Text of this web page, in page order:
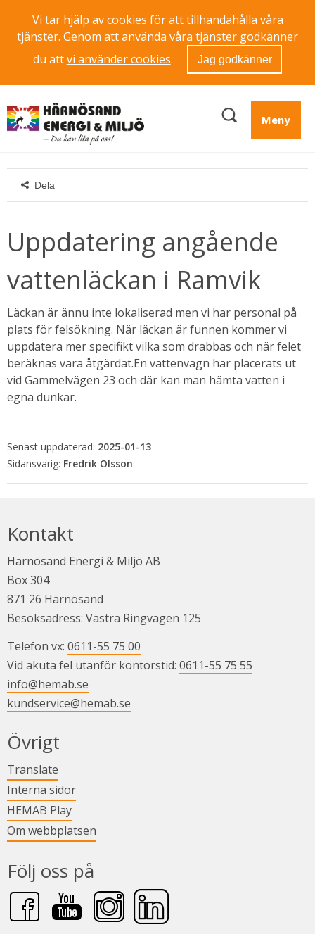
Vi tar hjälp av cookies för att tillhandahålla våra
tjänster. Genom att använda våra tjänster godkänner
du attvi använder cookies. Jag godkänner
Meny
i nytt fönster.
Dela
Uppdatering angående
vattenläckan i Ramvik
Läckan är ännu inte lokaliserad men vi har personal på
plats för felsökning. När läckan är funnen kommer vi
uppdatera mer specifikt vilka som drabbas och när felet
beräknas vara åtgärdat.En vattenvagn har placerats ut
vid Gammelvägen 23 och där kan man hämta vatten i
egna dunkar.
Senast uppdaterad: 2025-01-13
Fredrik Olsson
Kontakt
Härnösand Energi & Miljö AB
Box 304
871 26 Härnösand
Besöksadress: Västra Ringvägen 125
Telefon vx: 0611-55 75 00
Vid akuta fel utanför kontorstid: 0611-55 75 55
info@hemab.se
kundservice@hemab.se
Övrigt
Translate
Interna sidorLänk till annan webbplats.
HEMAB PlayLänk till annan webbplats.
Om webbplatsen
Följ oss på